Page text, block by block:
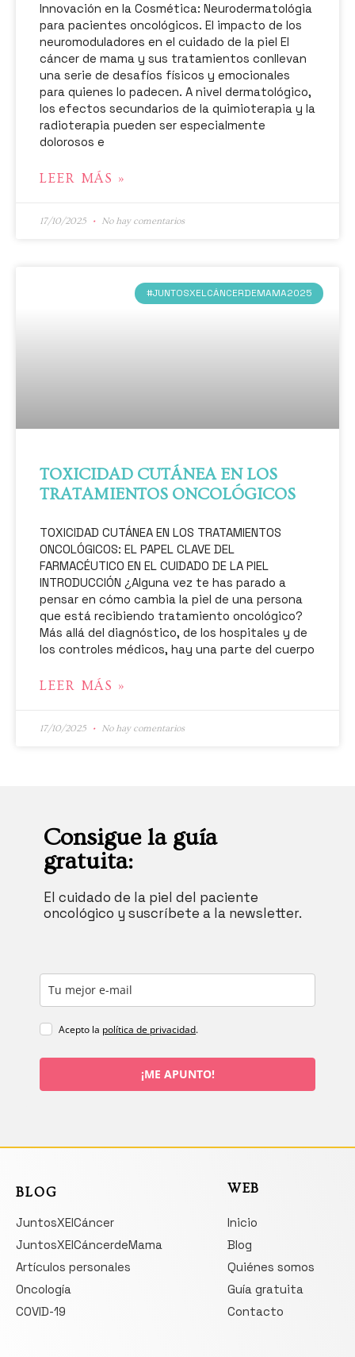
Innovación en la Cosmética: Neurodermatológia
para pacientes oncológicos. El impacto de los
neuromoduladores en el cuidado de la piel El
cáncer de mama y sus tratamientos conllevan
una serie de desafíos físicos y emocionales
para quienes lo padecen. A nivel dermatológico,
los efectos secundarios de la quimioterapia y la
radioterapia pueden ser especialmente
dolorosos e
LEER MÁS »
17/10/2025 No hay comentarios
#JUNTOSXELCÁNCERDEMAMA2025
TOXICIDAD CUTÁNEA EN LOS
TRATAMIENTOS ONCOLÓGICOS
TOXICIDAD CUTÁNEA EN LOS TRATAMIENTOS
ONCOLÓGICOS: EL PAPEL CLAVE DEL
FARMACÉUTICO EN EL CUIDADO DE LA PIEL
INTRODUCCIÓN ¿Alguna vez te has parado a
pensar en cómo cambia la piel de una persona
que está recibiendo tratamiento oncológico?
Más allá del diagnóstico, de los hospitales y de
los controles médicos, hay una parte del cuerpo
LEER MÁS »
17/10/2025 No hay comentarios
Consigue la guía
gratuita:
El cuidado de la piel del paciente
oncológico y suscríbete a la newsletter.
Acepto la política de privacidad.
¡ME APUNTO!
BLOG
JuntosXElCáncer
JuntosXElCáncerdeMama
Artículos personales
Oncología
COVID-19
WEB
Inicio
Blog
Quiénes somos
Guía gratuita
Contacto